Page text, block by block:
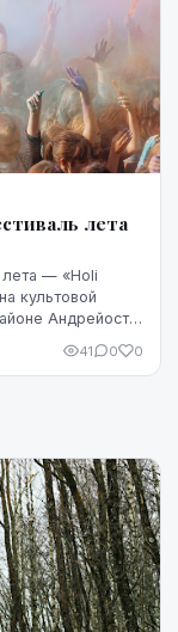
лета
— «Holi
культовой
Андрейоста.
41 0 0